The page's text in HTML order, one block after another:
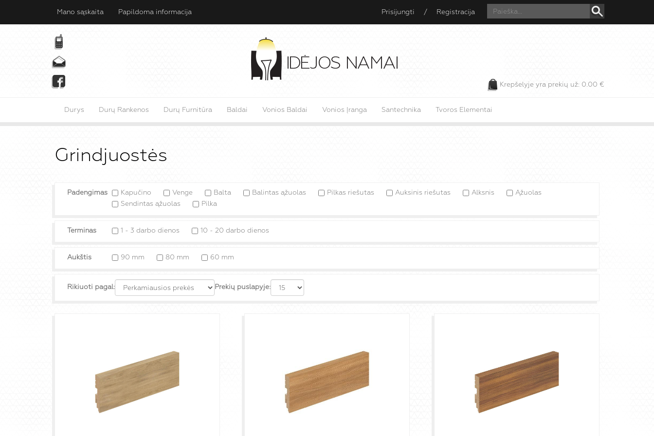
Mano sąskaita Papildoma informacija Prisijungti / Registracija
Krepšelyje yra prekių už: 0.00 €
Durys Durų Rankenos Durų Furnitūra Baldai Vonios Baldai Vonios Įranga Santechnika Tvoros Elementai
Grindjuostės
Padengimas Kapučino Venge Balta Balintas ąžuolas Pilkas riešutas Auksinis riešutas Alksnis
Ąžuolas
Sendintas ąžuolas
Pilka
Terminas 1 - 3 darbo dienos 10 - 20 darbo dienos
Aukštis 90 mm 80 mm 60 mm
Rikiuoti pagal: Prekių puslapyje: